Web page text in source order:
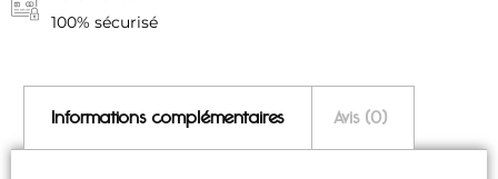
100% sécurisé
Informations complémentaires Avis (0)